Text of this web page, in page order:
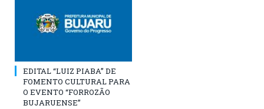
EDITAL “LUIZ PIABA” DE
FOMENTO CULTURAL PARA
O EVENTO “FORROZÃO
BUJARUENSE”